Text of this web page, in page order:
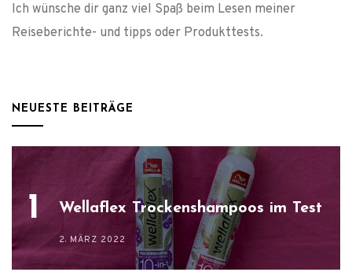
Ich wünsche dir ganz viel Spaß beim Lesen meiner
Reiseberichte- und tipps oder Produkttests.
NEUESTE BEITRÄGE
Wellaflex Trockenshampoos im Test
2. MÄRZ 2022